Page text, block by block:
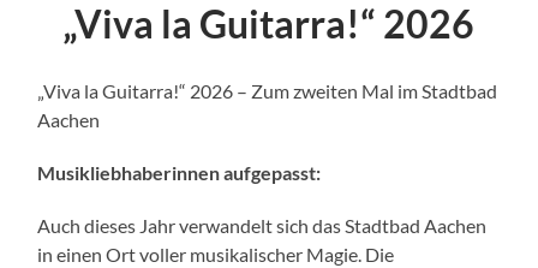
„Viva la Guitarra!“ 2026
„Viva la Guitarra!“ 2026 – Zum zweiten Mal im Stadtbad
Aachen
Musikliebhaberinnen aufgepasst:
Auch dieses Jahr verwandelt sich das Stadtbad Aachen
in einen Ort voller musikalischer Magie. Die